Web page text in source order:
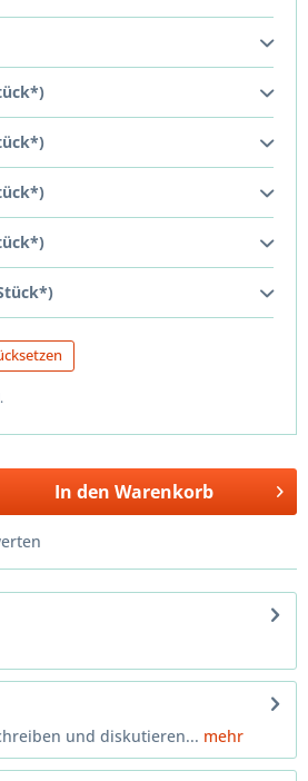
In den Warenkorb
und diskutieren... mehr